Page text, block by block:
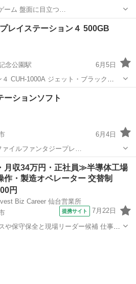
/ビデオゲーム 盤面に目立つ…
本荘駅
PS4 本体 プレイステーション４ 500GB
念公園駅
6月5日
CUH-1000A ジェット・ブラック
念公園駅 テレビゲーム
ーションソフト
6月4日
イルファンタジープレ…
収34万円・正社員≫半導体工場
作・製造オペレーター 交替制
円
Biz Career 仙台営業所
提携サイト 7月22日
守保全と現場リーダー候補 仕事内